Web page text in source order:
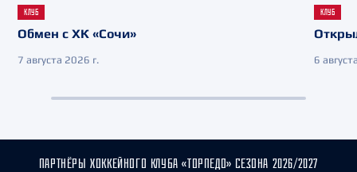
КЛУБ
Обмен с ХК «Сочи»
7 августа 2026 г.
КЛУБ
6
ПАРТНЁРЫ ХОККЕЙНОГО КЛУБА «ТОРПЕДО» СЕЗОНА 2026/2027